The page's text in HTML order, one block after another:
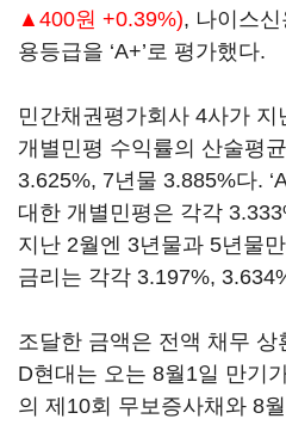
▲400원 +0.39%), 나이스
용등급을 ‘A+’로 평가했다.
민간채권평가회사 4사가 지
개별민평 수익률의 산술평
3.625%, 7년물 3.885%다.
대한 개별민평은 각각
지난 2월엔 3년물과 5년물
금리는 각각 3.197%,
조달한 금액은 전액 채무
D현대는 오는 8월1일 만기
의 제10회 무보증사채와 8